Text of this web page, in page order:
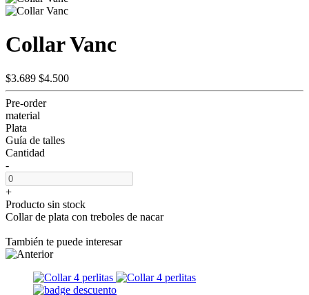
Collar Vanc
$3.689 $4.500
Pre-order
material
Plata
Guía de talles
Cantidad
-
+
Producto sin stock
Collar de plata con treboles de nacar
También te puede interesar